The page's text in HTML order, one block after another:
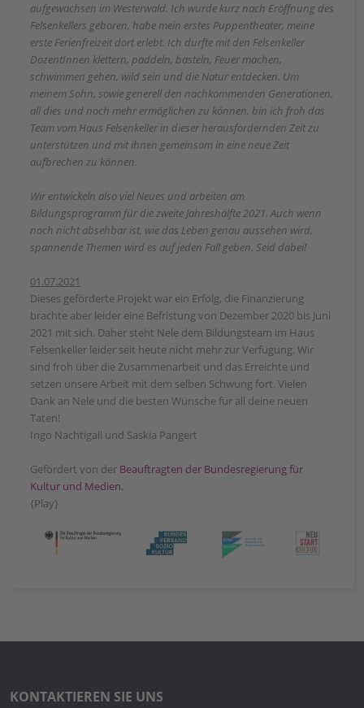
aufgewachsen im Westerwald. Ich wurde kurz nach Eröffnung des
Felsenkellers geboren, habe mein erstes Puppentheater, meine
erste Ferienfreizeit dort erlebt. Ich durfte mit den Felsenkeller
DozentInnen klettern, paddeln, basteln, Feuer machen,
schwimmen gehen, wild sein und die Natur entdecken. Um
meinem Sohn, sowie generell den nachkommenden Generationen,
all dies und noch mehr ermöglichen zu können, bin ich froh das
Team vom Haus Felsenkeller in dieser herausfordernden Zeit zu
unterstützen und mit ihnen gemeinsam in eine neue Zeit
aufbrechen zu können.
Wir entwickeln also viel Neues und arbeiten am
Bildungsprogramm für die zweite Jahreshälfte 2021. Auch wenn
noch nicht absehbar ist, wie das Leben genau aussehen wird,
spannende Themen wird es auf jeden Fall geben. Seid dabei!
01.07.2021
Dieses geförderte Projekt war ein Erfolg, die Finanzierung
brachte aber leider eine Befristung von Dezember 2020 bis Juni
2021 mit sich. Daher steht Nele dem Bildungsteam im Haus
Felsenkeller leider seit heute nicht mehr zur Verfügung. Wir
sind froh über die Zusammenarbeit und das Erreichte und
setzen unsere Arbeit mit dem selben Schwung fort. Vielen
Dank an Nele und die besten Wünsche für all deine neuen
Taten!
Ingo Nachtigall und Saskia Pangert
Gefördert von der Beauftragten der Bundesregierung für
Kultur und Medien.
{Play}
KONTAKTIEREN SIE UNS